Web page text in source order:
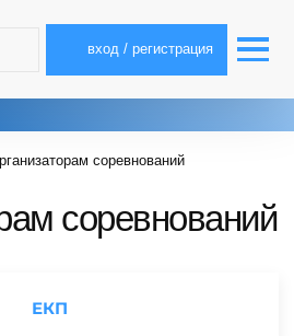
вход / регистрация
соревнований
соревнований
ЕКП